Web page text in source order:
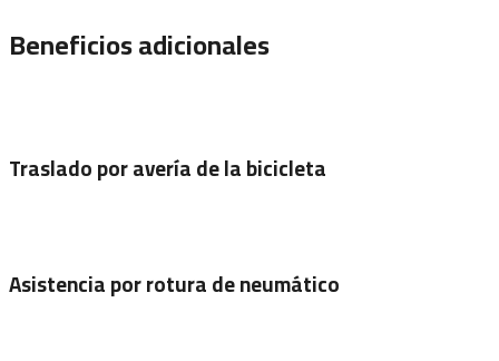
Beneficios adicionales
Traslado por avería de la bicicleta
Asistencia por rotura de neumático